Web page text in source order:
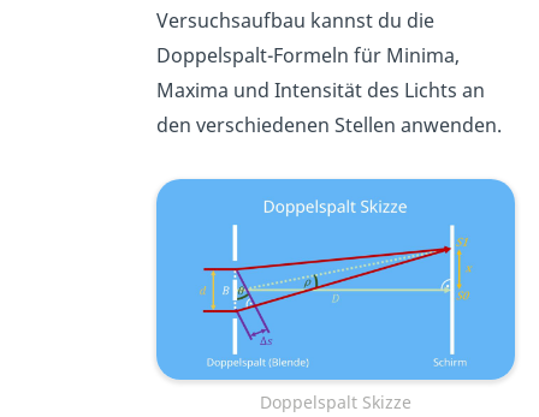
Versuchsaufbau kannst du die
Doppelspalt-Formeln für Minima,
Maxima und Intensität des Lichts an
den verschiedenen Stellen anwenden.
Doppelspalt Skizze